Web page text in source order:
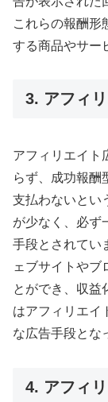
これらの報酬形
する商品やサー
3. アフィ
アフィリエイト
らず、成功報酬
支払わないとい
が少なく、必ず
手段とされてい
ェブサイトやブ
とができ、収益
はアフィリエイ
な広告手段とな
4. アフィ